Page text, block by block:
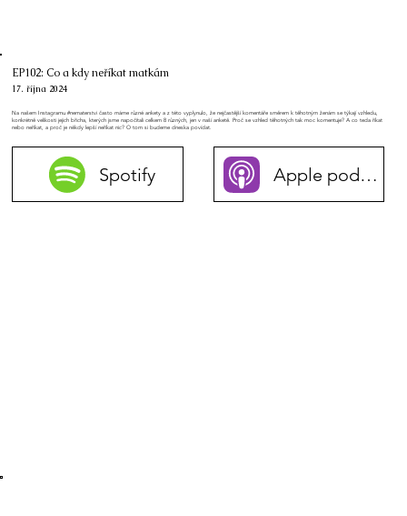
EP102: Co a kdy neříkat matkám
17. října 2024
Na našem Instagramu #nematerstvi často máme různé ankety a z této vyplynulo, že nejčastější komentáře směrem k těhotným ženám se týkají vzhledu,
konkrétně velikosti jejich břicha, kterých jsme napočítali celkem 8 různých, jen v naší anketě. Proč se vzhled těhotných tak moc komentuje? A co teda říkat
nebo neříkat, a proč je někdy lepší neříkat nic? O tom si budeme dneska povídat.
Spotify Apple podcasty